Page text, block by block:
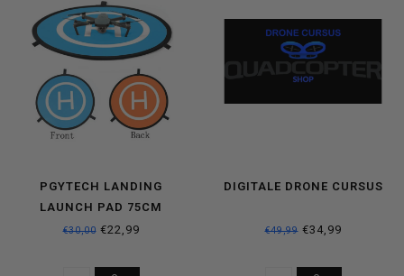
PGYTECH LANDING
LAUNCH PAD 75CM
€30,00€22,99
DIGITALE DRONE CURSUS
€49,99€34,99